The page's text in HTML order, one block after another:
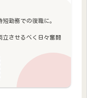
勤務での復職に。
立させるべく日々奮闘